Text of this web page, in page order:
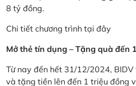
8 tỷ đồng.
Chi tiết chương trình tại đây
Mở thẻ tín dụng – Tặng quà đến
Từ nay đến hết 31/12/2024,
và tặng tiền lên đến 1 triệu đồng